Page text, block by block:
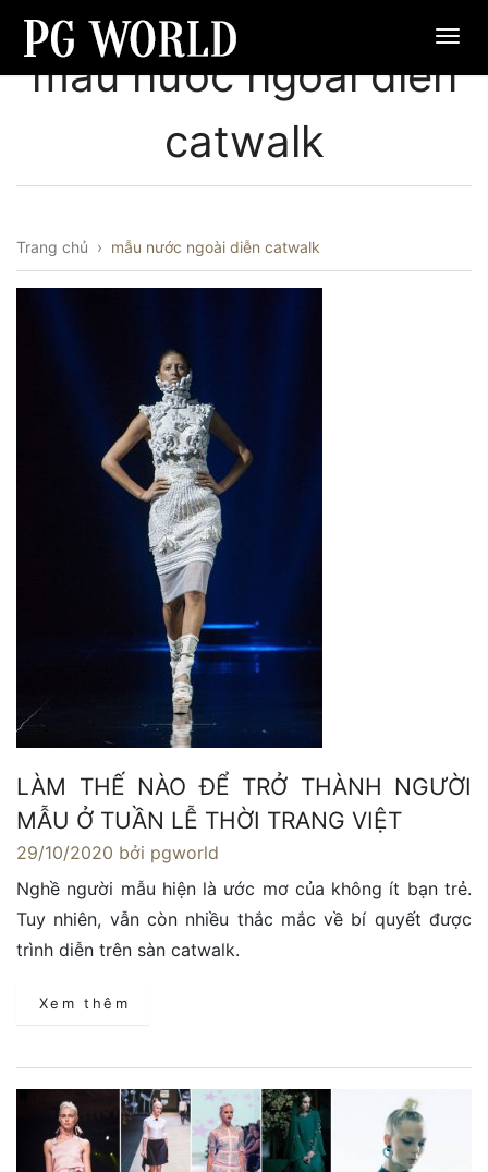
mẫu nước ngoài diễn
catwalk
Trang chủ › mẫu nước ngoài diễn catwalk
LÀM THẾ NÀO ĐỂ TRỞ THÀNH NGƯỜI
MẪU Ở TUẦN LỄ THỜI TRANG VIỆT
29/10/2020 bởi pgworld
Nghề người mẫu hiện là ước mơ của không ít bạn trẻ.
Tuy nhiên, vẫn còn nhiều thắc mắc về bí quyết được
trình diễn trên sàn catwalk.
Xem thêm